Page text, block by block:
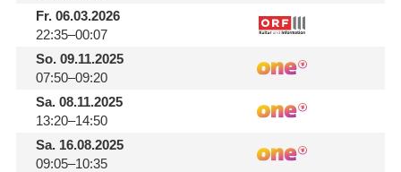
Fr.06.03.2026
22:35–00:07
So.09.11.2025
07:50–09:20
Sa.08.11.2025
13:20–14:50
Sa.16.08.2025
09:05–10:35